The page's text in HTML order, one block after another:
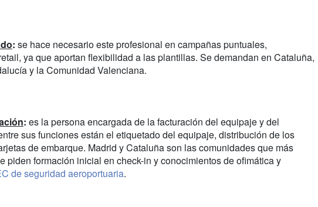
: se hace necesario este profesional en campañas puntuales,
ya que aportan flexibilidad a las plantillas. Se demandan en Cataluña,
y la Comunidad Valenciana.
: es la persona encargada de la facturación del equipaje y del
sus funciones están el etiquetado del equipaje, distribución de los
de embarque. Madrid y Cataluña son las comunidades que más
piden formación inicial en check-in y conocimientos de ofimática y
de seguridad aeroportuaria.